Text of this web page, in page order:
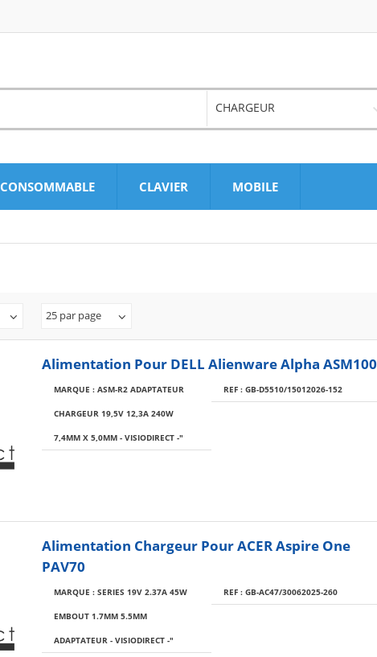
CHARGEUR
CONSOMMABLE CLAVIER MOBILE
25 par page
Alimentation Pour DELL Alienware Alpha ASM100
MARQUE : ASM-R2 ADAPTATEUR
CHARGEUR 19,5V 12,3A 240W
7,4MM X 5,0MM - VISIODIRECT -"
REF : GB-D5510/15012026-152
Alimentation Chargeur Pour ACER Aspire One
PAV70
MARQUE : SERIES 19V 2.37A 45W
EMBOUT 1.7MM 5.5MM
ADAPTATEUR - VISIODIRECT -"
REF : GB-AC47/30062025-260